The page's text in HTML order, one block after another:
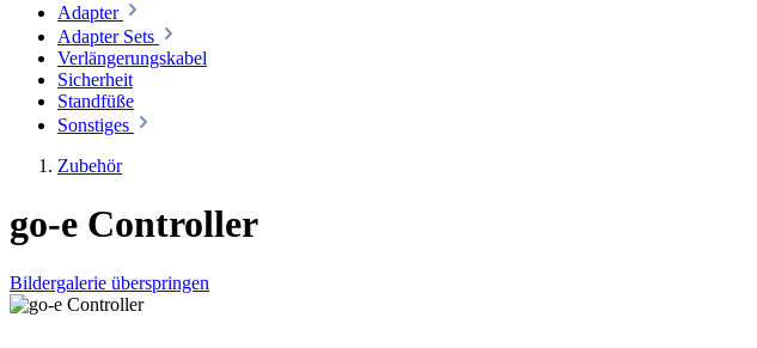
Adapter
Adapter Sets
Verlängerungskabel
Sicherheit
Standfüße
Sonstiges
Zubehör
go-e Controller
Bildergalerie überspringen